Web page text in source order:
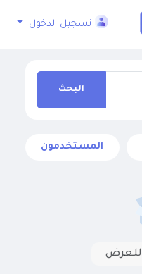
تسجيل الدخول
البحث
المستخدمون
للعرض